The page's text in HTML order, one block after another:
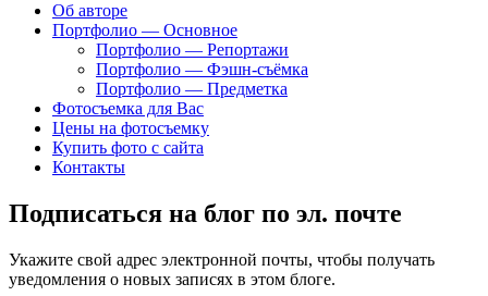
Об авторе
Портфолио — Основное
Портфолио — Репортажи
Портфолио — Фэшн-съёмка
Портфолио — Предметка
Фотосъемка для Вас
Цены на фотосъемку
Купить фото с сайта
Контакты
Подписаться на блог по эл. почте
Укажите свой адрес электронной почты, чтобы получать
уведомления о новых записях в этом блоге.